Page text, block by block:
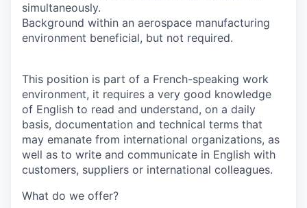
simultaneously.
Background within an aerospace manufacturing
environment beneficial, but not required.
This position is part of a French-speaking work
environment, it requires a very good knowledge
of English to read and understand, on a daily
basis, documentation and technical terms that
may emanate from international organizations, as
well as to write and communicate in English with
customers, suppliers or international colleagues.
What do we offer?